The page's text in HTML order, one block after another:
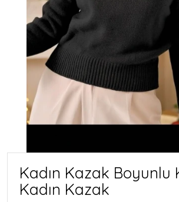
Kadın Kazak Boyunlu
Kadın Kazak